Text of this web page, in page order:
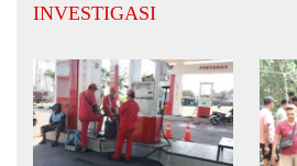
INVESTIGASI